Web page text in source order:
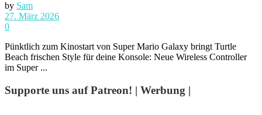
by Sam
27. März 2026
0
Pünktlich zum Kinostart von Super Mario Galaxy bringt Turtle
Beach frischen Style für deine Konsole: Neue Wireless Controller
im Super ...
Supporte uns auf Patreon! | Werbung |